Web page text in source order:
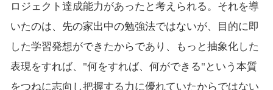
ロジェクト達成能力があったと考えられる。それを導
いたのは、先の家出中の勉強法ではないが、目的に即
した学習発想ができたからであり、もっと抽象化した
表現をすれば、"何をすれば、何ができる"という本質
をつねに志向し把握する力に優れていたからではない